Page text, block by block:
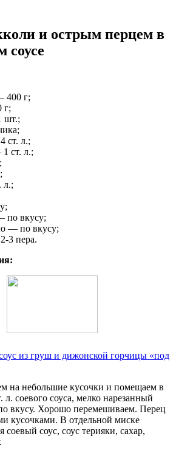
и острым перцем в
соусе
400 г;
г;
шт.;
ст. л.;
ст. л.;
л.;
по вкусу;
— по вкусу;
3 пера.
из груш и дижонской горчицы «под
на небольшие кусочки и помещаем в
л. соевого соуса, мелко нарезанный
вкусу. Хорошо перемешиваем. Перец
кусочками. В отдельной миске
соевый соус, соус терияки, сахар,